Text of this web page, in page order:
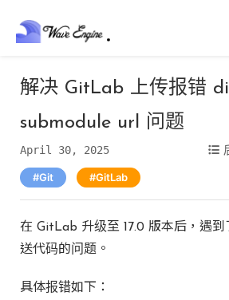
解决 GitLab 上传报错
submodule url 问题
April 30, 2025
Git GitLab
在 GitLab 升级至 17.0 版本后，遇
送代码的问题。
具体报错如下：